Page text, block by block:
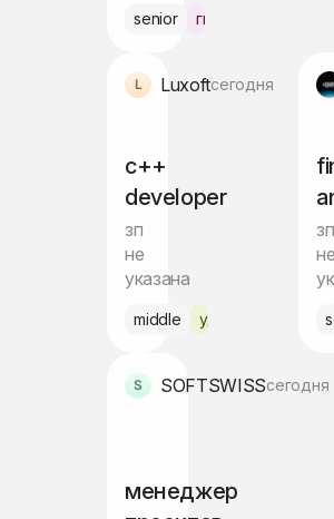
senior гибрид Варшава
Luxoftсегодня
c++
developer
зп
не
указана
middle удалённо
зп
не
SOFTSWISSсегодня
менеджер